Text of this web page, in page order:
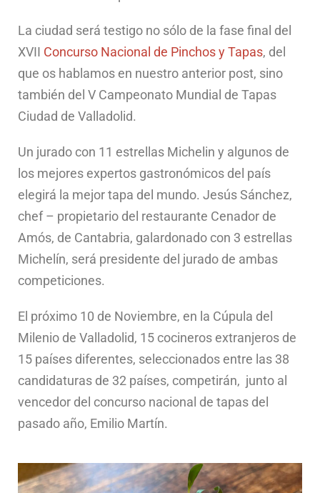
La ciudad será testigo no sólo de la fase final del
XVII Concurso Nacional de Pinchos y Tapas, del
que os hablamos en nuestro anterior post, sino
también del V Campeonato Mundial de Tapas
Ciudad de Valladolid.
Un jurado con 11 estrellas Michelin y algunos de
los mejores expertos gastronómicos del país
elegirá la mejor tapa del mundo. Jesús Sánchez,
chef – propietario del restaurante Cenador de
Amós, de Cantabria, galardonado con 3 estrellas
Michelín, será presidente del jurado de ambas
competiciones.
El próximo 10 de Noviembre, en la Cúpula del
Milenio de Valladolid, 15 cocineros extranjeros de
15 países diferentes, seleccionados entre las 38
candidaturas de 32 países, competirán, junto al
vencedor del concurso nacional de tapas del
pasado año, Emilio Martín.